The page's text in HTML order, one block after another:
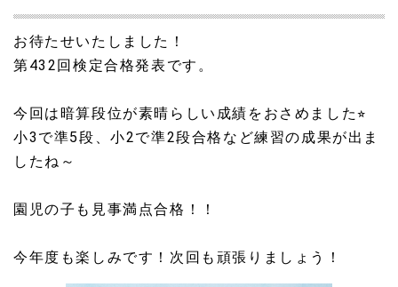
お待たせいたしました！
第432回検定合格発表です。
今回は暗算段位が素晴らしい成績をおさめました⭐︎
小3で準5段、小2で準2段合格など練習の成果が出ま
したね～
園児の子も見事満点合格！！
今年度も楽しみです！次回も頑張りましょう！